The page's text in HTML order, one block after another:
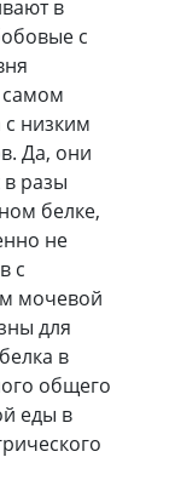
в
с
с низким
Да, они
в разы
белке,
не
с
мочевой
для
в
общего
еды в